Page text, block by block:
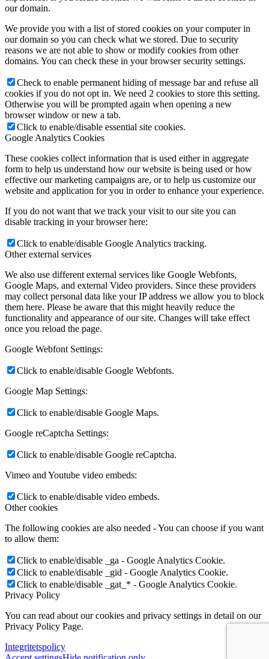
our domain.
We provide you with a list of stored cookies on your computer in
our domain so you can check what we stored. Due to security
reasons we are not able to show or modify cookies from other
domains. You can check these in your browser security settings.
Check to enable permanent hiding of message bar and refuse all
cookies if you do not opt in. We need 2 cookies to store this setting.
Otherwise you will be prompted again when opening a new
browser window or new a tab.
Click to enable/disable essential site cookies.
Google Analytics Cookies
These cookies collect information that is used either in aggregate
form to help us understand how our website is being used or how
effective our marketing campaigns are, or to help us customize our
website and application for you in order to enhance your experience.
If you do not want that we track your visit to our site you can
disable tracking in your browser here:
Click to enable/disable Google Analytics tracking.
Other external services
We also use different external services like Google Webfonts,
Google Maps, and external Video providers. Since these providers
may collect personal data like your IP address we allow you to block
them here. Please be aware that this might heavily reduce the
functionality and appearance of our site. Changes will take effect
once you reload the page.
Google Webfont Settings:
Click to enable/disable Google Webfonts.
Google Map Settings:
Click to enable/disable Google Maps.
Google reCaptcha Settings:
Click to enable/disable Google reCaptcha.
Vimeo and Youtube video embeds:
Click to enable/disable video embeds.
Other cookies
The following cookies are also needed - You can choose if you want
to allow them:
Click to enable/disable _ga - Google Analytics Cookie.
Click to enable/disable _gid - Google Analytics Cookie.
Click to enable/disable _gat_* - Google Analytics Cookie.
Privacy Policy
You can read about our cookies and privacy settings in detail on our
Privacy Policy Page.
Integritetspolicy